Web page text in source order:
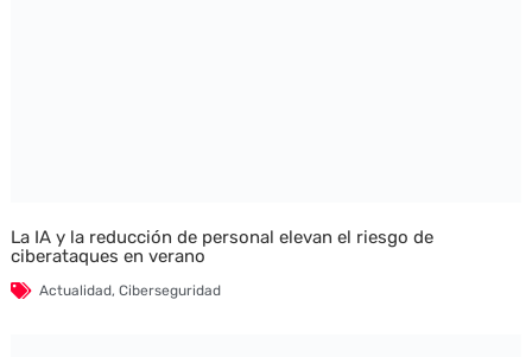
La IA y la reducción de personal elevan el riesgo de
ciberataques en verano
Actualidad, Ciberseguridad